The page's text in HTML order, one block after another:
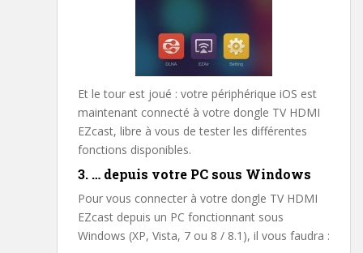
Et le tour est joué : votre périphérique iOS est
maintenant connecté à votre dongle TV HDMI
EZcast, libre à vous de tester les différentes
fonctions disponibles.
3. … depuis votre PC sous Windows
Pour vous connecter à votre dongle TV HDMI
EZcast depuis un PC fonctionnant sous
Windows (XP, Vista, 7 ou 8 / 8.1), il vous faudra :